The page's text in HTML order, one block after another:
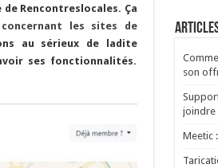
Rencontreslocales. Ça
concernant les sites de
au sérieux de ladite
ses fonctionnalités.
son
joindre
Meetic